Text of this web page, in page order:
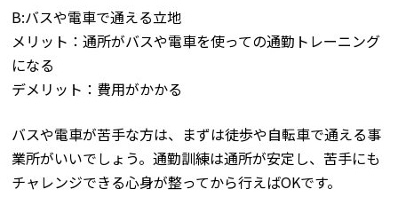
B:バスや電車で通える立地
メリット：通所がバスや電車を使っての通勤トレーニング
になる
デメリット：費用がかかる
バスや電車が苦手な方は、まずは徒歩や自転車で通える事
業所がいいでしょう。通勤訓練は通所が安定し、苦手にも
チャレンジできる心身が整ってから行えばOKです。